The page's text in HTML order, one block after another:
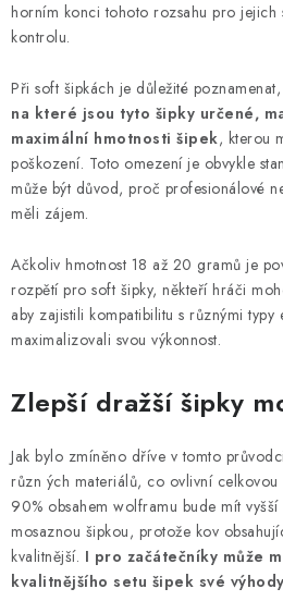
horním konci tohoto rozsahu pro jejich
kontrolu.
Při soft šipkách je důležité poznamenat,
na které jsou tyto šipky určené,
maximální hmotnosti šipek, kterou
poškození. Toto omezení je obvykle
může být důvod, proč profesionálové
měli zájem.
Ačkoliv hmotnost 18 až 20 gramů je
rozpětí pro soft šipky, někteří hráči
aby zajistili kompatibilitu s různými typy
maximalizovali svou výkonnost.
Zlepší dražší šipky
Jak bylo zmíněno dříve v tomto
různ ých materiálů, co ovlivní
90% obsahem wolframu bude mít
mosaznou šipkou, protože kov
kvalitnější. I pro začátečníky může
kvalitnějšího setu šipek své